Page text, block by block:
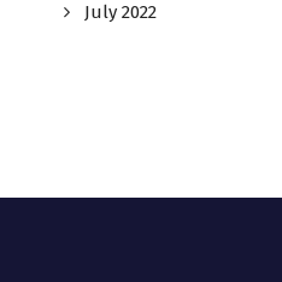
July 2022